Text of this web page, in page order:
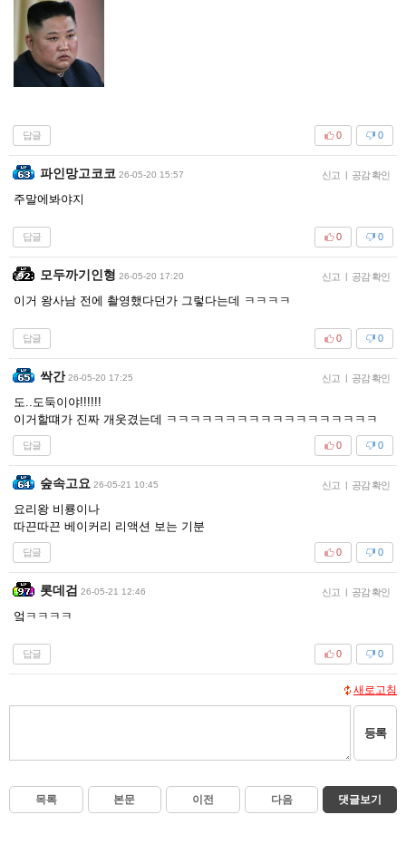
답글 0
0
파인망고코코 26-05-20 15:57 신고 | 공감 확인
주말에봐야지
답글 0
0
모두까기인형 26-05-20 17:20 신고 | 공감 확인
이거 왕사남 전에 촬영했다던가 그렇다는데 ㅋㅋㅋㅋ
답글 0
0
싹간 26-05-20 17:25 신고 | 공감 확인
도..도둑이야!!!!!!
이거할떄가 진짜 개웃겼는데 ㅋㅋㅋㅋㅋㅋㅋㅋㅋㅋㅋㅋㅋㅋㅋㅋㅋㅋ
답글 0
0
숲속고요 26-05-21 10:45 신고 | 공감 확인
요리왕 비룡이나
따끈따끈 베이커리 리액션 보는 기분
답글 0
0
롯데검 26-05-21 12:46 신고 | 공감 확인
엌ㅋㅋㅋㅋ
답글 0
0
새로고침
등록
목록 본문 이전 다음 댓글보기